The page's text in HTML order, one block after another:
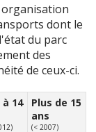
de véhicules
changement
suite >>
mais prise
sur ces
dont le
du parc
des
de ceux-ci.
à 14
Plus de 15
ans
(< 2007)